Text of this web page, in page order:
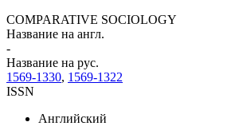
COMPARATIVE SOCIOLOGY
Название на англ.
-
Название на рус.
1569-1330, 1569-1322
ISSN
Английский